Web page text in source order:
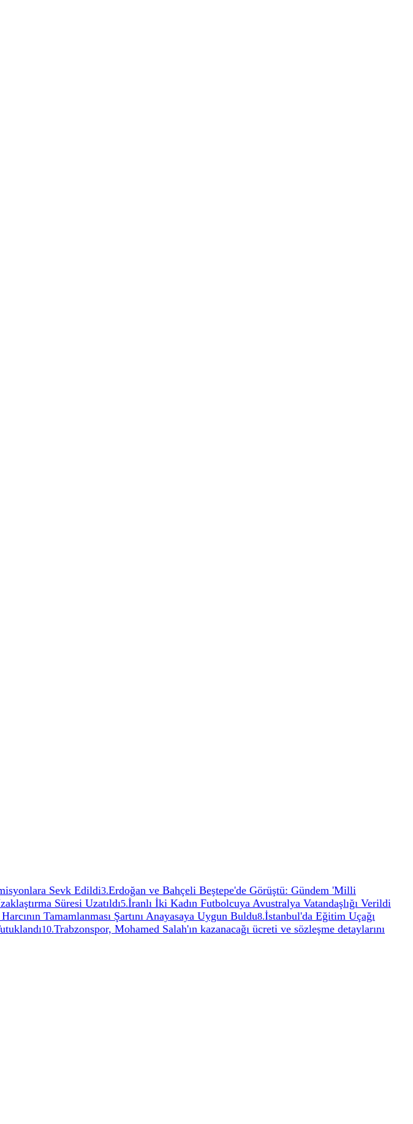
Sevk Edildi3.Erdoğan ve Bahçeli Beştepe'de Görüştü: Gündem 'Milli
Süresi Uzatıldı5.İranlı İki Kadın Futbolcuya Avustralya Vatandaşlığı Verildi
Tamamlanması Şartını Anayasaya Uygun Buldu8.İstanbul'da Eğitim Uçağı
10.Trabzonspor, Mohamed Salah'ın kazanacağı ücreti ve sözleşme detaylarını